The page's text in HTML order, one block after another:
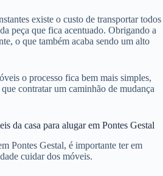
existe o custo de transportar todos
peça que fica acentuado. Obrigando a
o que também acaba sendo um alto
o processo fica bem mais simples,
contratar um caminhão de mudança
da casa para alugar em Pontes Gestal
Pontes Gestal, é importante ter em
cuidar dos móveis.